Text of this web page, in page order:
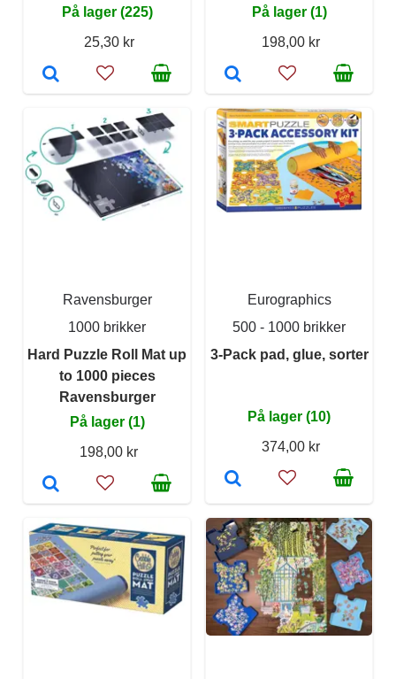
På lager (225)
25,30 kr
På lager (1)
198,00 kr
Ravensburger
1000 brikker
Hard Puzzle Roll Mat up
to 1000 pieces
Ravensburger
På lager (1)
198,00 kr
Eurographics
500 - 1000 brikker
3-Pack pad, glue, sorter
På lager (10)
374,00 kr